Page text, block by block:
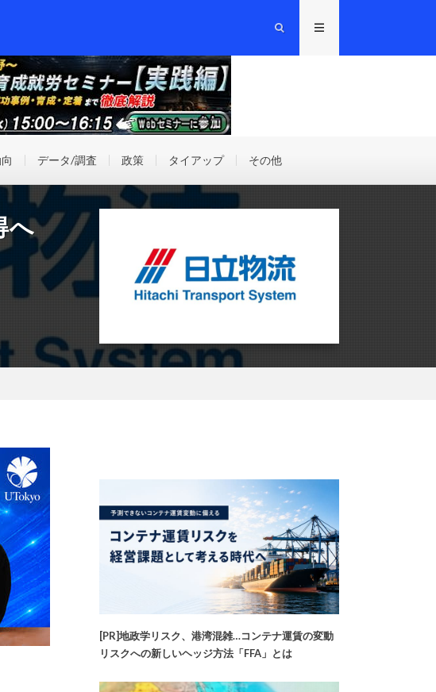
データ/調査 政策 タイアップ その他
へ
[PR]地政学リスク、港湾混雑…コンテナ運賃の変動
リスクへの新しいヘッジ方法「FFA」とは